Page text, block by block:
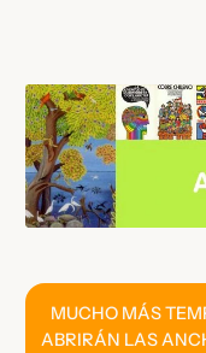
contenido
MUCHO MÁS
ABRIRÁN LAS